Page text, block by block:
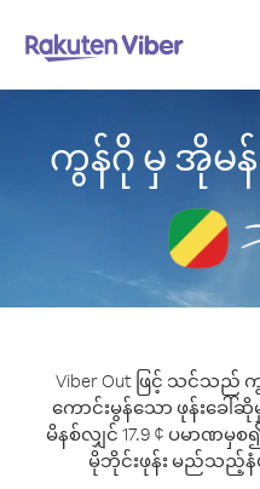
ကွန်ဂို မှ အိုမန်
Viber Out ဖြင့် သင်သ
ကောင်းမွန်သော ဖုန်းခေါ်
မိနစ်လျှင် 17.9 ¢ ပမာဏမှ
မိုဘိုင်းဖုန်း မည်သည့်နံ